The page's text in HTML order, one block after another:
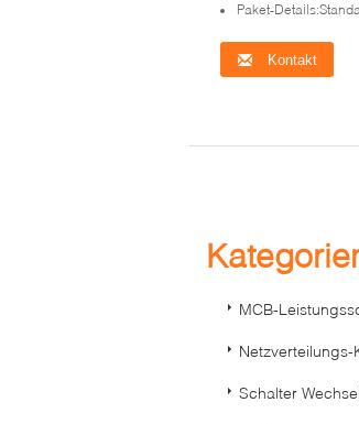
Paket-
Kontakt
MCB-
Netzverteilungs-
Schalter